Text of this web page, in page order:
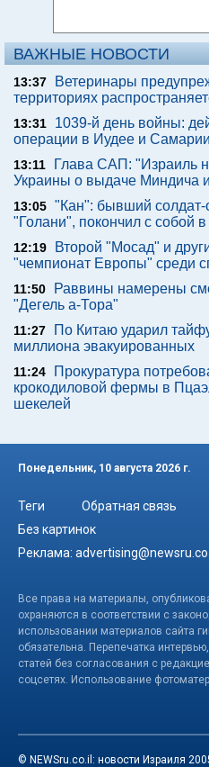
ВАЖНЫЕ НОВОСТИ
13:37
Ветеринары
территориях
13:31
1039-й день войны:
операции в Иудее и Самарии
13:11
Глава САП: "Израиль
Украины о выдаче Миндича
13:05 "Кан": бывший
"Голани", покончил с собой
12:19
Второй "Мосад" и
"чемпионат Европы" среди
11:50
Раввины намерены
"Дегель а-Тора"
11:27
По Китаю ударил
миллиона эвакуированных
11:24
Прокуратура
крокодиловой фермы в
шекелей
Понедельник, 10 августа 2026 г.
Теги Обратная связь
Без картинок
Реклама:
Все права на материалы,
охраняются в соответствии с
использовании материалов сайта
обязательна. Перепечатка
статей без согласования с
соцсетях. Использование
© NEWSru.co.il: новости Израиля